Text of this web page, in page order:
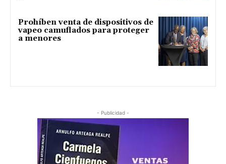
Prohíben venta de dispositivos de
vapeo camuflados para proteger
a menores
- Publicidad -